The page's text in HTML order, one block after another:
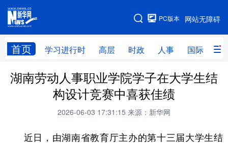
网站无障碍
PC版本
首页 学习进行时 高层 时政 人事 国际 财
网站地图
学习进行时 高层 时政 人事
财经 网评
全球连线
科技 科创 量子 体育
湖南劳动人事职业学院学子在大学生结
构设计竞赛中喜获佳绩
2026-06-03 17:31:15 来源：新华网
近日，由湖南省教育厅主办的第十三届大学生结